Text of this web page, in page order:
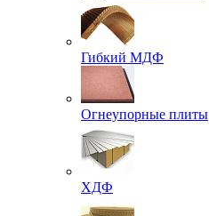
Гибкий МДФ
Огнеупорные плиты
ХДФ